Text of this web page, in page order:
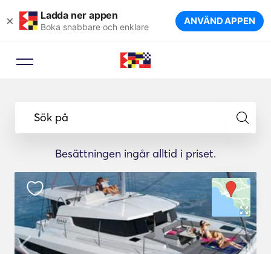
× Ladda ner appen
Boka snabbare och enklare ANVÄND APPEN
Sök på
Besättningen ingår alltid i priset.